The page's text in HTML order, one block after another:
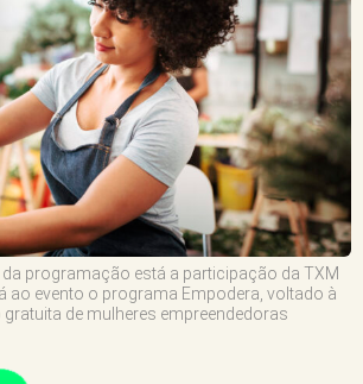
da programação está a participação da TXM
ao evento o programa Empodera, voltado à
de mulheres empreendedoras